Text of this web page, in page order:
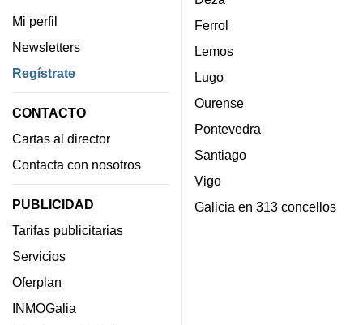
Mi perfil
Newsletters
Regístrate
CONTACTO
Cartas al director
Contacta con nosotros
PUBLICIDAD
Tarifas publicitarias
Servicios
Oferplan
INMOGalia
Ferrol
Lemos
Lugo
Ourense
Pontevedra
Santiago
Vigo
Galicia en 313 concellos